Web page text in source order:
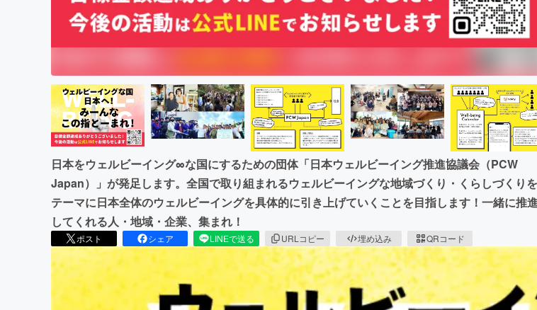
日本をウェルビーイング∞な国にするための団体「日本ウェルビーイング推進協議会（PCW
Japan）」が発足します。全国で取り組まれるウェルビーイングな地域づくり・くらしづくりを
テーマに日本全体のウェルビーイングを具体的に引き上げていくことを目指します！一緒に推
してくれる人・地域・企業、集まれ！
ポスト シェア LINEで送る URLコピー 埋め込み QRコード